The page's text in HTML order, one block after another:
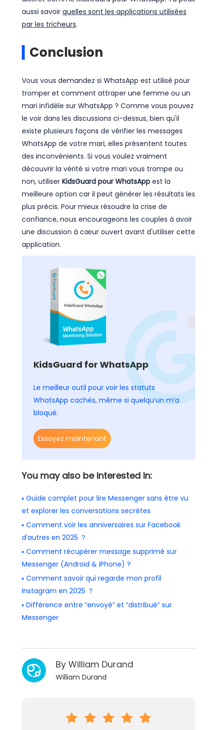
aussi savoir quelles sont les applications utilisées
par les tricheurs.
Conclusion
Vous vous demandez si WhatsApp est utilisé pour
tromper et comment attraper une femme ou un
mari infidèle sur WhatsApp ? Comme vous pouvez
le voir dans les discussions ci-dessus, bien qu'il
existe plusieurs façons de vérifier les messages
WhatsApp de votre mari, elles présentent toutes
des inconvénients. Si vous voulez vraiment
découvrir la vérité si votre mari vous trompe ou
non, utiliser KidsGuard pour WhatsApp est la
meilleure option car il peut générer les résultats les
plus précis. Pour mieux résoudre la crise de
confiance, nous encourageons les couples à avoir
une discussion à cœur ouvert avant d'utiliser cette
application.
KidsGuard for WhatsApp
Le meilleur outil pour voir les statuts
WhatsApp cachés, même si quelqu’un m’a
bloqué.
Essayez maintenant
You may also be interested in:
Guide complet pour lire Messenger sans être vu
et explorer les conversations secrètes
Comment voir les anniversaires sur Facebook
d’autres en 2025 ？
Comment récupérer message supprimé sur
Messenger (Android & iPhone) ?
Comment savoir qui regarde mon profil
Instagram en 2025 ？
Différence entre “envoyé” et “distribué” sur
Messenger
By William Durand
William Durand